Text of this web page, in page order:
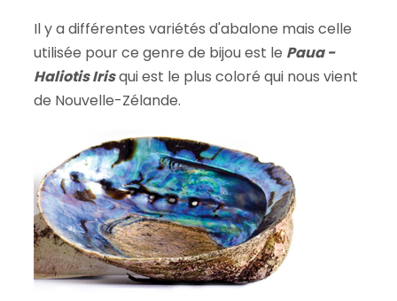
Il y a différentes variétés d'abalone mais celle
utilisée pour ce genre de bijou est le Paua -
Haliotis Irisqui est le plus coloré qui nous vient
de Nouvelle-Zélande.